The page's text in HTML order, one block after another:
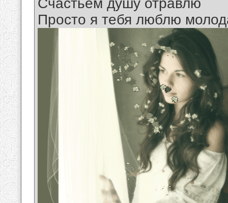
Счастьем душу отравлю
Просто я тебя люблю